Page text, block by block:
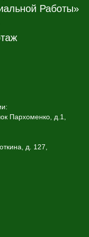
Работы»
Пархоменко, д.1,
д. 127,